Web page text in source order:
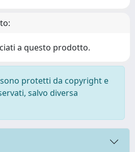
a questo prodotto.
protetti da copyright e
salvo diversa